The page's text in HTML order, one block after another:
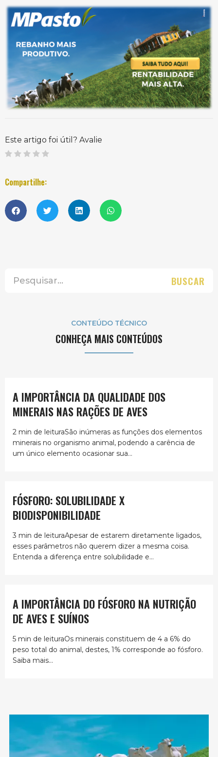
Este artigo foi útil? Avalie
Compartilhe:
BUSCAR
CONTEÚDO TÉCNICO
CONHEÇA MAIS CONTEÚDOS
A IMPORTÂNCIA DA QUALIDADE DOS
MINERAIS NAS RAÇÕES DE AVES
2 min de leituraSão inúmeras as funções dos elementos
minerais no organismo animal, podendo a carência de
um único elemento ocasionar sua...
FÓSFORO: SOLUBILIDADE X
BIODISPONIBILIDADE
3 min de leituraApesar de estarem diretamente ligados,
esses parâmetros não querem dizer a mesma coisa.
Entenda a diferença entre solubilidade e...
A IMPORTÂNCIA DO FÓSFORO NA NUTRIÇÃO
DE AVES E SUÍNOS
5 min de leituraOs minerais constituem de 4 a 6% do
peso total do animal, destes, 1% corresponde ao fósforo.
Saiba mais...